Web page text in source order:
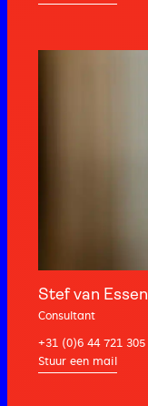
Stef van Essen
Consultant
+31 (0)6 44 721 305